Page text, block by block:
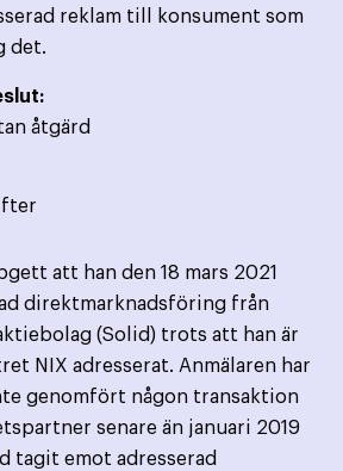
reklam till konsument som
det.
åtgärd
att han den 18 mars 2021
direktmarknadsföring från
(Solid) trots att han är
NIX adresserat. Anmälaren har
genomfört någon transaktion
senare än januari 2019
tagit emot adresserad